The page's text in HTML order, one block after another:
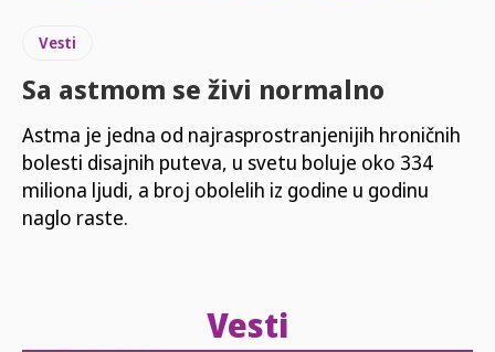
Vesti
Sa astmom se živi normalno
Astma je jedna od najrasprostranjenijih hroničnih
bolesti disajnih puteva, u svetu boluje oko 334
miliona ljudi, a broj obolelih iz godine u godinu
naglo raste.
Vesti